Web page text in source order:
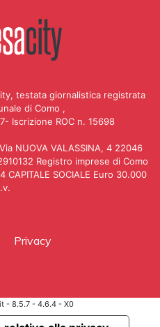
testata giornalistica registrata
di Como ,
Iscrizione ROC n. 15698
NUOVA VALASSINA, 4 22046
Registro imprese di Como
SOCIALE Euro 30.000
Privacy
- 8.5.7 - 4.6.4 - X0